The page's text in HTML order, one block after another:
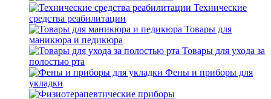
Технические
средства реабилитации
Товары для
маникюра и педикюра
Товары для ухода за
полостью рта
Фены и приборы для
укладки